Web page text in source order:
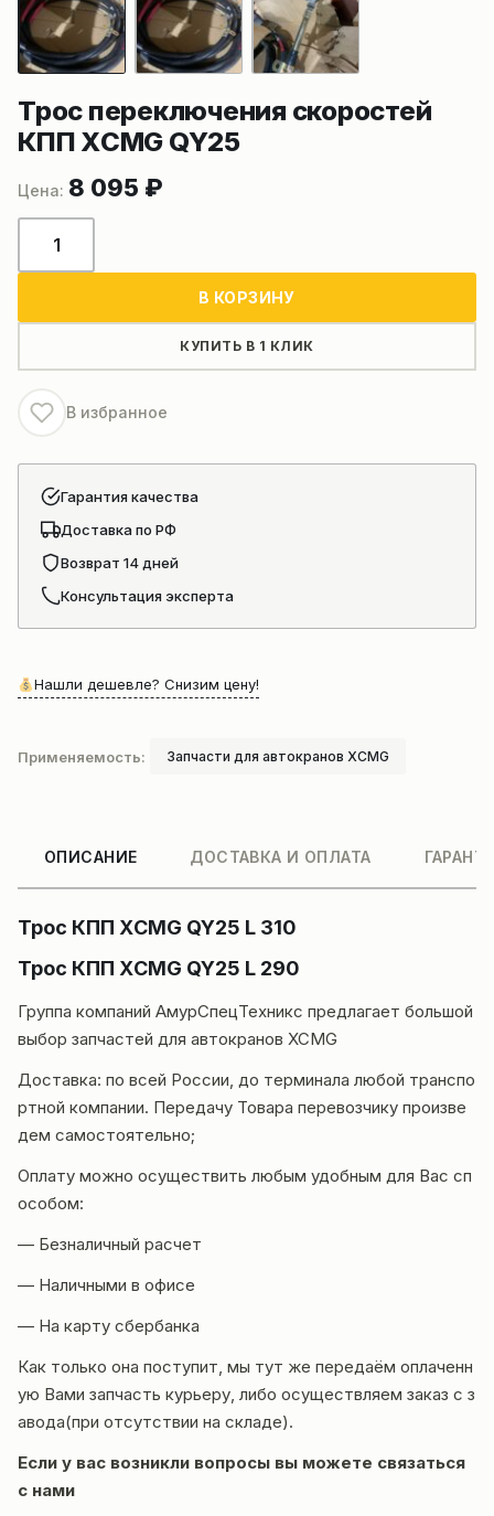
Трос переключения скоростей
КПП XСMG QY25
8 095 ₽
товара
КПП
XСMG
QY25
В КОРЗИНУ
КУПИТЬ В 1 КЛИК
В избранное
Гарантия качества
Доставка по РФ
Возврат 14 дней
Консультация эксперта
Нашли дешевле? Снизим цену!
Применяемость: Запчасти для автокранов XCMG
ОПИСАНИЕ ДОСТАВКА И ОПЛАТА
Трос КПП XСMG QY25 L 310
Трос КПП XСMG QY25 L 290
Группа компаний АмурСпецТехникс предлагает большой
выбор запчастей для автокранов XCMG
Доставка: по всей России, до терминала любой транспо
ртной компании. Передачу Товара перевозчику произве
дем самостоятельно;
Оплату можно осуществить любым удобным для Вас сп
особом:
— Безналичный расчет
— Наличными в офисе
— На карту сбербанка
Как только она поступит, мы тут же передаём оплаченн
ую Вами запчасть курьеру, либо осуществляем заказ с з
авода(при отсутствии на складе).
Если у вас возникли вопросы вы можете связаться
с нами